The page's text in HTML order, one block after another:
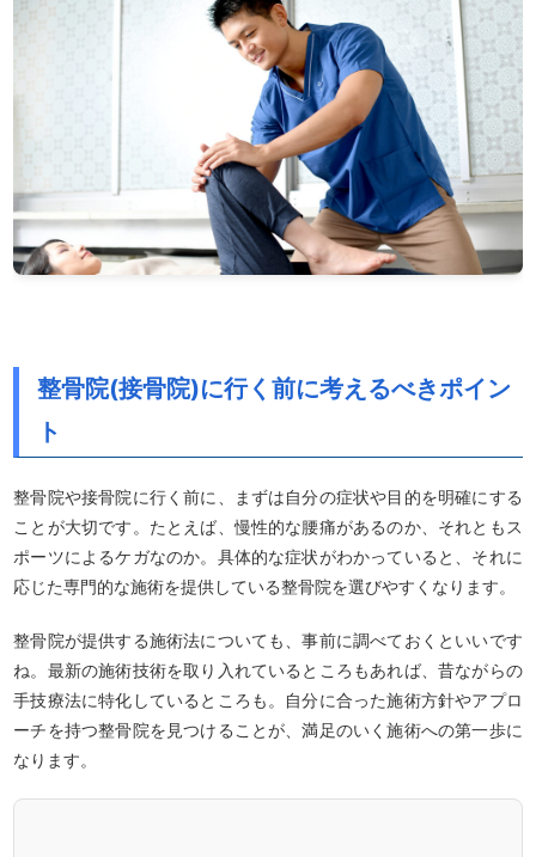
整骨院(接骨院)に行く前に考えるべきポイン
ト
整骨院や接骨院に行く前に、まずは自分の症状や目的を明確にする
ことが大切です。たとえば、慢性的な腰痛があるのか、それともス
ポーツによるケガなのか。具体的な症状がわかっていると、それに
応じた専門的な施術を提供している整骨院を選びやすくなります。
整骨院が提供する施術法についても、事前に調べておくといいです
ね。最新の施術技術を取り入れているところもあれば、昔ながらの
手技療法に特化しているところも。自分に合った施術方針やアプロ
ーチを持つ整骨院を見つけることが、満足のいく施術への第一歩に
なります。